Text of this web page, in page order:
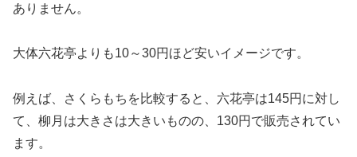
ありません。
大体六花亭よりも10～30円ほど安いイメージです。
例えば、さくらもちを比較すると、六花亭は145円に対し
て、柳月は大きさは大きいものの、130円で販売されてい
ます。